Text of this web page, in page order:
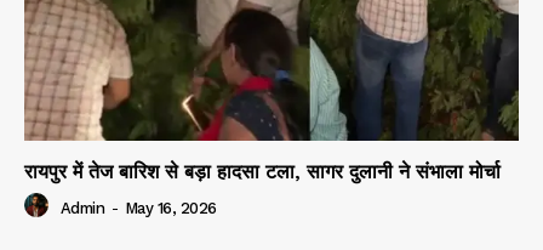
रायपुर में तेज बारिश से बड़ा हादसा टला, सागर दुलानी ने संभाला मोर्चा
Admin - May 16, 2026